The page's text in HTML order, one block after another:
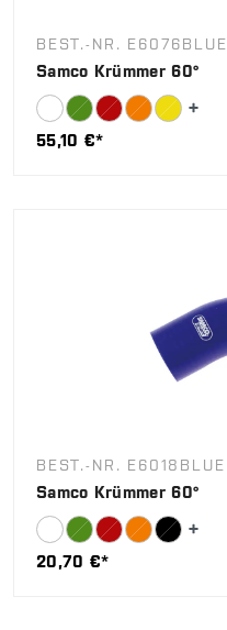
BEST.-NR. E6076BLUE
Samco Krümmer 60°
55,10 €*
BEST.-NR. E6018BLUE
Samco Krümmer 60°
20,70 €*